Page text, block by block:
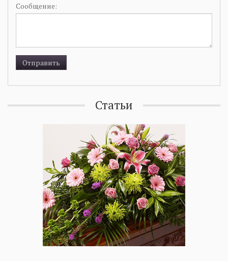
Сообщение:
Статьи